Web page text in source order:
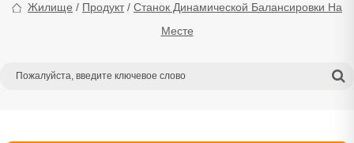
Жилище / Продукт/ Станок Динамической Балансировки На
Месте